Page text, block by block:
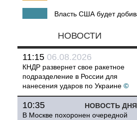
Власть США будет
НОВОСТИ
11:15 06.08.2026
КНДР развернет свое ракетное
подразделение в России для
нанесения ударов по Украине ©
НОВОСТЬ ДНЯ
10:35
В Москве похоронен очередной